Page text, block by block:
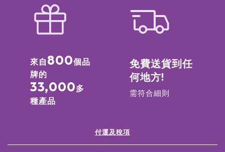
來自 800個品
牌的
33,000多
種產品
免費送貨到任
何地方!
需符合細則
付運及稅項